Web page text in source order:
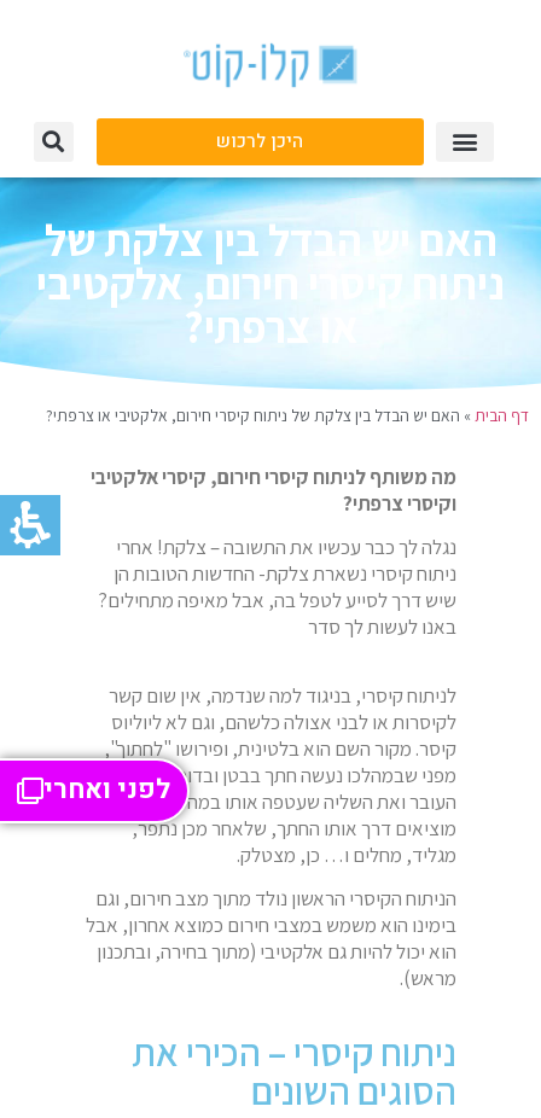
לפני ואחרי
היכן לרכוש
האם יש הבדל בין צלקת של
ניתוח קיסרי חירום, אלקטיבי
או צרפתי?
דף הבית » האם יש הבדל בין צלקת של ניתוח קיסרי חירום, אלקטיבי או צרפתי?
מה משותף לניתוח קיסרי חירום, קיסרי אלקטיבי
וקיסרי צרפתי?
נגלה לך כבר עכשיו את התשובה – צלקת! אחרי
ניתוח קיסרי נשארת צלקת- החדשות הטובות הן
שיש דרך לסייע לטפל בה, אבל מאיפה מתחילים?
באנו לעשות לך סדר
לניתוח קיסרי, בניגוד למה שנדמה, אין שום קשר
לקיסרות או לבני אצולה כלשהם, וגם לא ליוליוס
קיסר. מקור השם הוא בלטינית, ופירושו "לחתוך",
מפני שבמהלכו נעשה חתך בבטן ובדופן הרחם. את
העובר ואת השליה שעטפה אותו במהלך ההיריון
מוציאים דרך אותו החתך, שלאחר מכן נתפר,
מגליד, מחלים ו… כן, מצטלק.
הניתוח הקיסרי הראשון נולד מתוך מצב חירום, וגם
בימינו הוא משמש במצבי חירום כמוצא אחרון, אבל
הוא יכול להיות גם אלקטיבי (מתוך בחירה, ובתכנון
מראש).
ניתוח קיסרי – הכירי את
הסוגים השונים